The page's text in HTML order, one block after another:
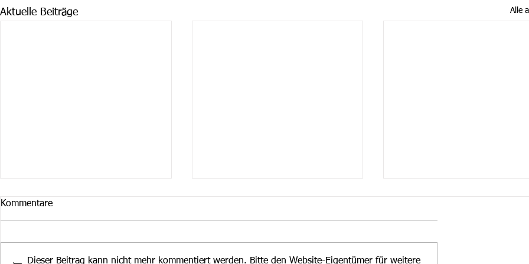
Aktuelle Beiträge Alle
Kommentare
Dieser Beitrag kann nicht mehr kommentiert werden. Bitte den Website-Eigentümer für weitere